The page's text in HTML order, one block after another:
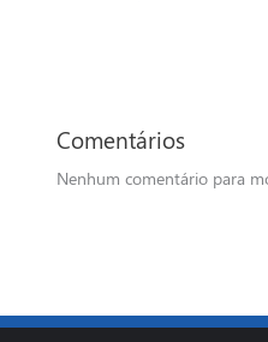
Comentários
Nenhum comentário para